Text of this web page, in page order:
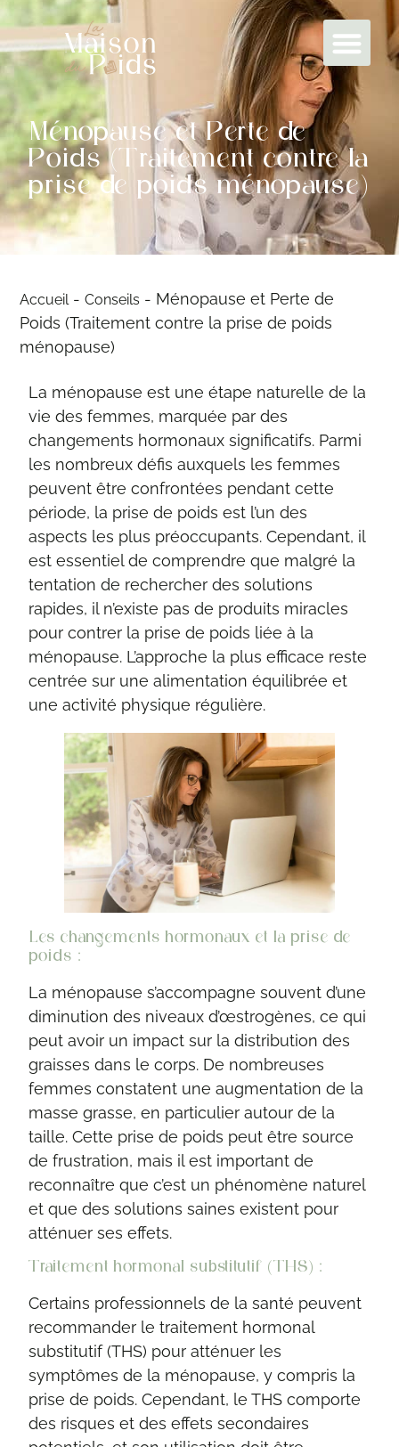
Ménopause et Perte de
Poids (Traitement contre la
prise de poids ménopause)
Accueil -Conseils - Ménopause et Perte de
Poids (Traitement contre la prise de poids
ménopause)
La ménopause est une étape naturelle de la
vie des femmes, marquée par des
changements hormonaux significatifs. Parmi
les nombreux défis auxquels les femmes
peuvent être confrontées pendant cette
période, la prise de poids est l’un des
aspects les plus préoccupants. Cependant, il
est essentiel de comprendre que malgré la
tentation de rechercher des solutions
rapides, il n’existe pas de produits miracles
pour contrer la prise de poids liée à la
ménopause. L’approche la plus efficace reste
centrée sur une alimentation équilibrée et
une activité physique régulière.
Les changements hormonaux et la prise de
poids :
La ménopause s’accompagne souvent d’une
diminution des niveaux d’œstrogènes, ce qui
peut avoir un impact sur la distribution des
graisses dans le corps. De nombreuses
femmes constatent une augmentation de la
masse grasse, en particulier autour de la
taille. Cette prise de poids peut être source
de frustration, mais il est important de
reconnaître que c’est un phénomène naturel
et que des solutions saines existent pour
atténuer ses effets.
Traitement hormonal substitutif (THS) :
Certains professionnels de la santé peuvent
recommander le traitement hormonal
substitutif (THS) pour atténuer les
symptômes de la ménopause, y compris la
prise de poids. Cependant, le THS comporte
des risques et des effets secondaires